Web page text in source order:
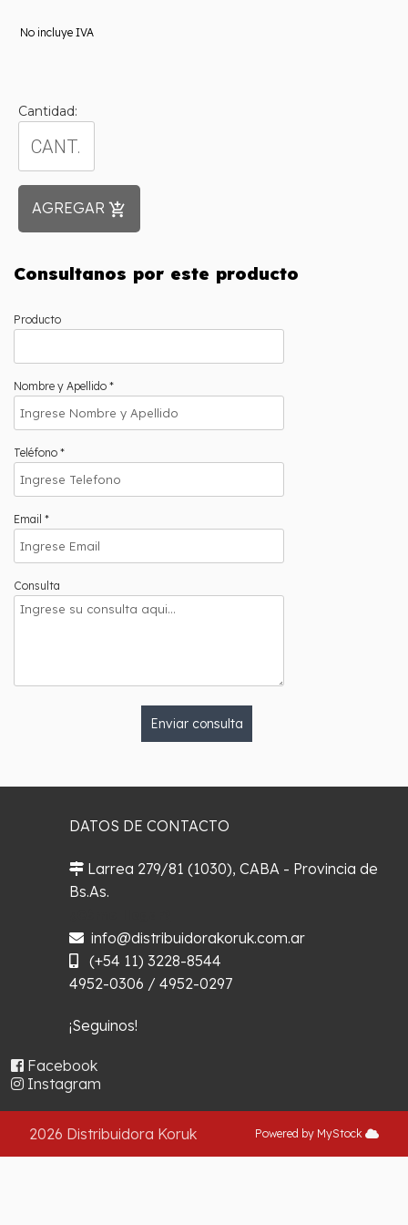
No incluye IVA
Cantidad:
AGREGAR add_shopping_cart
Consultanos por este producto
Producto
Nombre y Apellido *
Teléfono *
Email *
Consulta
Enviar consulta
DATOS DE CONTACTO
Larrea 279/81 (1030), CABA - Provincia de
Bs.As.
info@distribuidorakoruk.com.ar
(+54 11) 3228-8544
4952-0306 / 4952-0297
¡Seguinos!
Facebook
Instagram
2026 Distribuidora Koruk Powered by MyStock